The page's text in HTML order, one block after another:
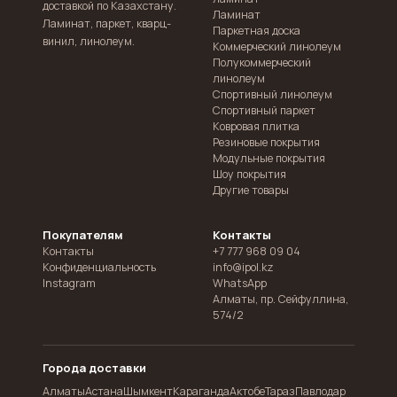
доставкой по Казахстану.
Ламинат, паркет, кварц-
винил, линолеум.
Ламинат
Паркетная доска
Коммерческий линолеум
Полукоммерческий
линолеум
Спортивный линолеум
Спортивный паркет
Ковровая плитка
Резиновые покрытия
Модульные покрытия
Шоу покрытия
Другие товары
Покупателям
Контакты
Конфиденциальность
Instagram
Контакты
+7 777 968 09 04
info@ipol.kz
WhatsApp
Алматы, пр. Сейфуллина,
574/2
Города доставки
АлматыАстанаШымкентКарагандаАктобеТаразПавлодар